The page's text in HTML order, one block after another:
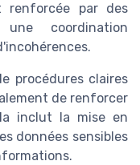
renforcée par des
coordination
procédures claires
de renforcer
inclut la mise en
données sensibles